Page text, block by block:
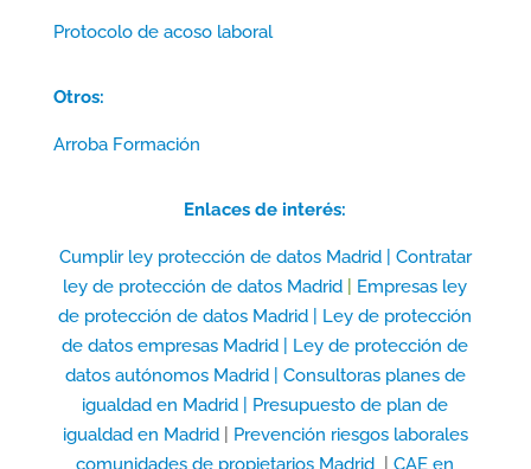
Protocolo de acoso laboral
Otros:
Arroba Formación
Enlaces de interés:
Cumplir ley protección de datos Madrid | Contratar
ley de protección de datos Madrid
Empresas ley
de protección de datos Madrid | Ley de protección
de datos empresas Madrid | Ley de protección de
datos autónomos Madrid |
Consultoras planes de
igualdad en Madrid |
Presupuesto de plan de
igualdad en Madrid| Prevención riesgos laborales
comunidades de propietarios Madrid
|CAE en